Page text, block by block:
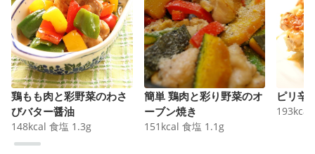
鶏もも肉と彩野菜のわさ
びバター醤油
148kcal 食塩 1.3g
簡単 鶏肉と彩り野菜のオ
ーブン焼き
151 kcal 食塩 1.1 g
ピリ辛
193kcal